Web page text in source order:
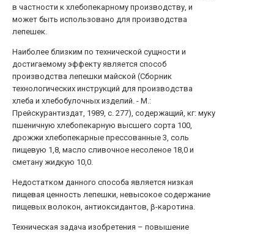
в частности к хлебопекарному производству, и
может быть использовано для производства
лепешек.
Наиболее близким по технической сущности и
достигаемому эффекту является способ
производства лепешки майской (Сборник
технологических инструкций для производства
хлеба и хлебобулочных изделий. - М.:
Прейскурантиздат, 1989, с. 277), содержащий, кг: муку
пшеничную хлебопекарную высшего сорта 100,
дрожжи хлебопекарные прессованные 3, соль
пищевую 1,8, масло сливочное несоленое 18,0 и
сметану жидкую 10,0.
Недостатком данного способа является низкая
пищевая ценность лепешки, невысокое содержание
пищевых волокон, антиоксидантов, β-каротина.
Техническая задача изобретения – повышение